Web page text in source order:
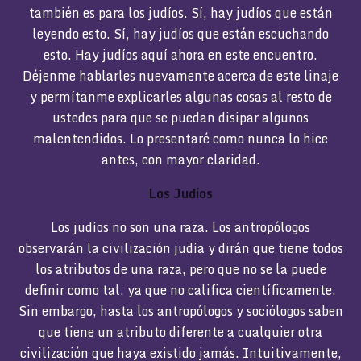
también es para los judíos. Sí, hay judíos que están
leyendo esto. Sí, hay judíos que están escuchando
esto. Hay judíos aquí ahora en este encuentro.
Déjenme hablarles nuevamente acerca de este linaje
y permítanme explicarles algunas cosas al resto de
ustedes para que se puedan disipar algunos
malentendidos. Lo presentaré como nunca lo hice
antes, con mayor claridad.
Los Judíos
Los judíos no son una raza. Los antropólogos
observarán la civilización judía y dirán que tiene todos
los atributos de una raza, pero que no se la puede
definir como tal, ya que no califica científicamente.
Sin embargo, hasta los antropólogos y sociólogos saben
que tiene un atributo diferente a cualquier otra
civilización que haya existido jamás. Intuitivamente,